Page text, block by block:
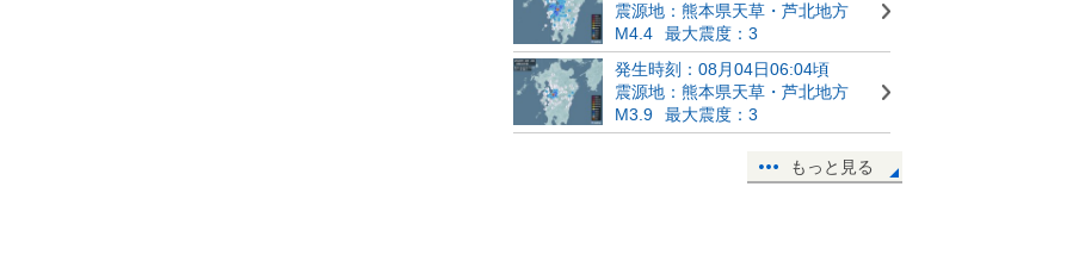
震源地：熊本県天草・芦北地方
M4.4
最大震度：3
発生時刻：08月04日06:04頃
震源地：熊本県天草・芦北地方
M3.9
最大震度：3
もっと見る